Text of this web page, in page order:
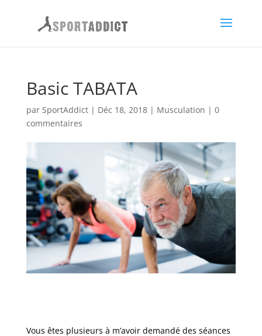
Basic TABATA
par SportAddict| Déc 18, 2018| Musculation | 0
commentaires
Vous êtes plusieurs à m’avoir demandé des séances